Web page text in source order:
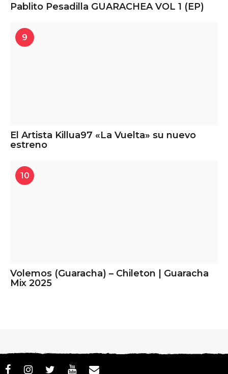
Pablito Pesadilla GUARACHEA VOL 1 (EP)
9
El Artista Killua97 «La Vuelta» su nuevo
estreno
10
Volemos (Guaracha) – Chileton | Guaracha
Mix 2025